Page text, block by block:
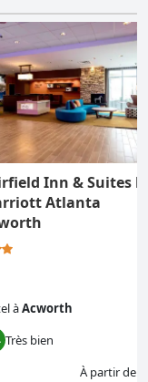
Inn & Suites
Atlanta
àAcworth
Très bien
À partir de